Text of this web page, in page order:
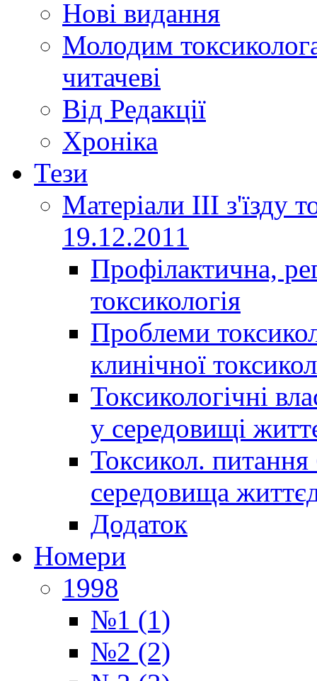
Нові видання
Молодим
читачеві
Від Редакції
Хроніка
Тези
Матеріали ІІІ з'їзду
19.12.2011
Профілактична,
токсикологія
Проблеми
клинічної
Токсикологічні
у середовищі
Токсикол. питання
середовища
Додаток
Номери
1998
№1 (1)
№2 (2)